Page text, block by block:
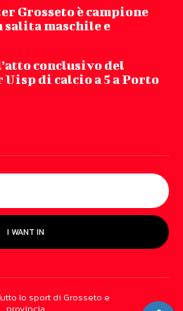
Grosseto è campione
salita maschile e
conclusivo del
di calcio a 5 a Porto
I WANT IN
lo sport di Grosseto e